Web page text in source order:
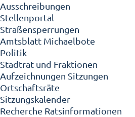
Ausschreibungen
Stellenportal
Straßensperrungen
Amtsblatt Michaelbote
Politik
Stadtrat und Fraktionen
Aufzeichnungen Sitzungen
Ortschaftsräte
Sitzungskalender
Recherche Ratsinformationen